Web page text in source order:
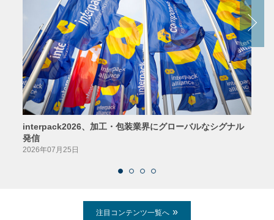
interpack2026、加工・包装業界にグローバルなシグナル
発信
2026年07月25日
注目コンテンツ一覧へ